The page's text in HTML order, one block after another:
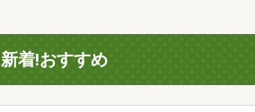
新着!おすすめ